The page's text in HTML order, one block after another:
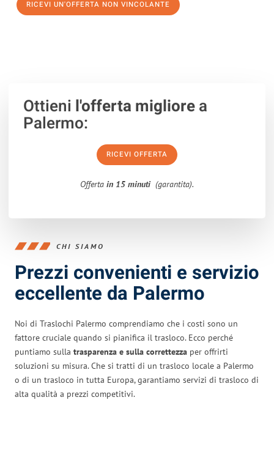
RICEVI UN'OFFERTA NON VINCOLANTE
Ottieni l'offerta migliorea
Palermo:
RICEVI OFFERTA
Offerta in 15 minuti (garantita).
CHI SIAMO
Prezzi convenienti e servizio
eccellente da Palermo
Noi di Traslochi Palermo comprendiamo che i costi sono un
fattore cruciale quando si pianifica il trasloco. Ecco perché
puntiamo sulla trasparenza e sulla correttezza per offrirti
soluzioni su misura. Che si tratti di un trasloco locale a Palermo
o di un trasloco in tutta Europa, garantiamo servizi di trasloco di
alta qualità a prezzi competitivi.